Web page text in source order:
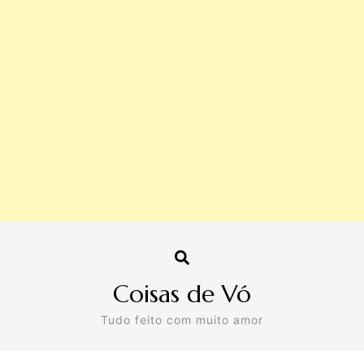
Coisas de Vó
Tudo feito com muito amor